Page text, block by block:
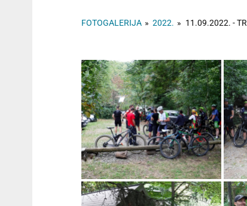
FOTOGALERIJA » 2022. » 11.09.2022. -